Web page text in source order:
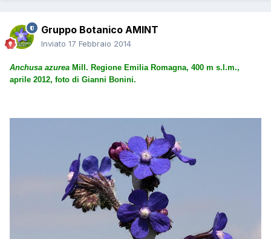
Gruppo Botanico AMINT
Inviato 17 Febbraio 2014
Anchusa azurea Mill. Regione Emilia Romagna, 400 m s.l.m.,
aprile 2012, foto di Gianni Bonini.